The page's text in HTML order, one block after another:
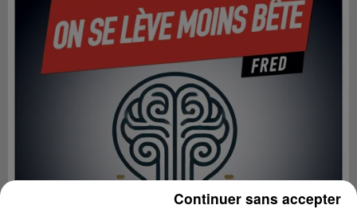
Continuer sans accepter